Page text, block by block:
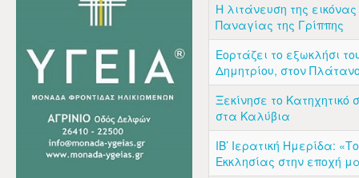
Η λιτάνευση της εικόνας
Παναγίας της Γρίππης
Εορτάζει το εξωκλήσι
Δημητρίου, στον
Ξεκίνησε το Κατηχητικό
στα Καλύβια
ΙΒ’ Ιερατική Ημερίδα:
Εκκλησίας στην εποχή